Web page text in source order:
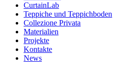
CurtainLab
Teppiche und Teppichboden
Collezione Privata
Materialien
Projekte
Kontakte
News